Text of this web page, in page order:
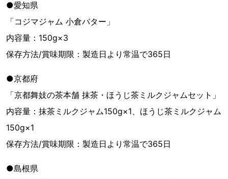
●愛知県
「コジマジャム 小倉バター」
内容量：150g×3
保存方法/賞味期限：製造日より常温で365日
●京都府
「京都舞妓の茶本舗 抹茶・ほうじ茶ミルクジャムセット」
内容量：抹茶ミルクジャム150g×1、ほうじ茶ミルクジャム
150g×1
保存方法/賞味期限：製造日より常温で365日
●島根県